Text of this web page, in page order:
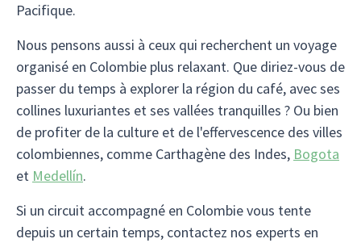
Pacifique.
Nous pensons aussi à ceux qui recherchent un voyage
organisé en Colombie plus relaxant. Que diriez-vous de
passer du temps à explorer la région du café, avec ses
collines luxuriantes et ses vallées tranquilles ? Ou bien
de profiter de la culture et de l'effervescence des villes
colombiennes, comme Carthagène des Indes, Bogota
et Medellín.
Si un circuit accompagné en Colombie vous tente
depuis un certain temps, contactez nos experts en